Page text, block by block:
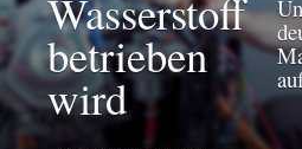
Wasserstoff
betrieben
wird